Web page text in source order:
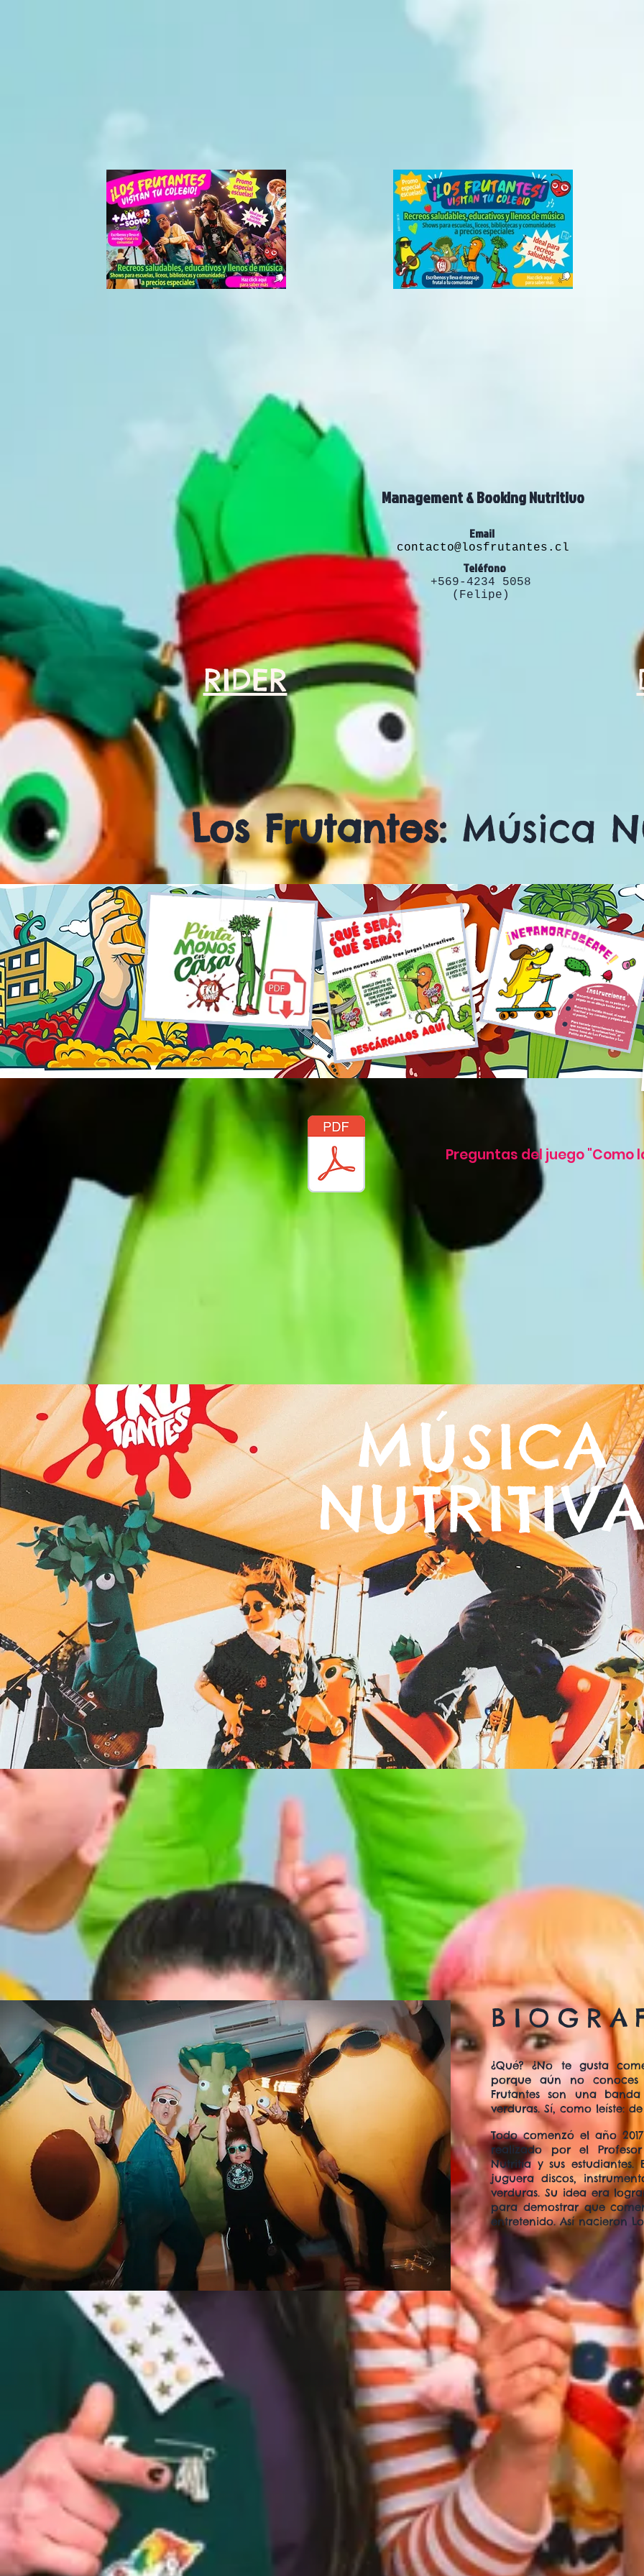
Management & Booking Nutritivo
Email
contacto@losfrutantes.cl
Teléfono
+569-4234 5058
(Felipe)
RIDER
Los Frutantes: Música
Preguntas del juego "Como
MÚSICA
¿Qué? ¿No te gusta
porque aún no conoces
Frutantes son una
verduras. Sí, como leíste:
Todo comenzó el año
realizado por el
Nutritía y sus estudiantes.
juguera discos,
verduras. Su idea era
para demostrar que
entretenido. Así nacieron